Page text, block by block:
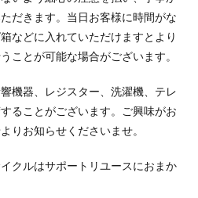
だきます。当日お客様に時間がな
などに入れていただけますとより
ことが可能な場合がございます。
機器、レジスター、洗濯機、テレ
ることがございます。ご興味がお
りお知らせくださいませ。
クルはサポートリユースにおまか